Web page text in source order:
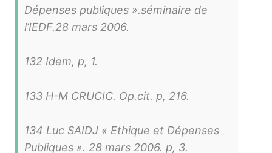
Dépenses publiques ».séminaire de
l’IEDF.28 mars 2006.
132 Idem, p, 1.
133 H-M CRUCIC. Op.cit. p, 216.
134 Luc SAIDJ « Ethique et Dépenses
Publiques ». 28 mars 2006. p, 3.